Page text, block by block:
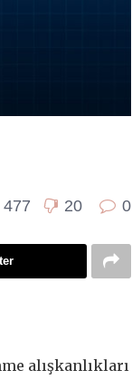
477 20 0
alışkanlıkları